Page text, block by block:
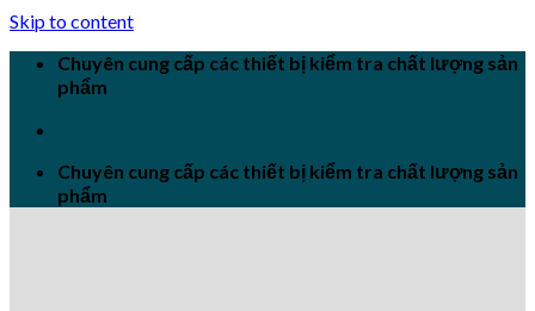
Skip to content
Chuyên cung cấp các thiết bị kiểm tra chất lượng sản
phẩm
Chuyên cung cấp các thiết bị kiểm tra chất lượng sản
phẩm